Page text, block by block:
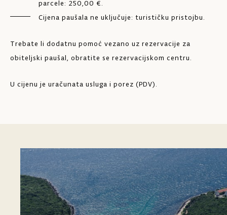
parcele: 250,00 €.
Cijena paušala ne uključuje: turističku pristojbu.
Trebate li dodatnu pomoć vezano uz rezervacije za
obiteljski paušal, obratite se rezervacijskom centru.
U cijenu je uračunata usluga i porez (PDV).